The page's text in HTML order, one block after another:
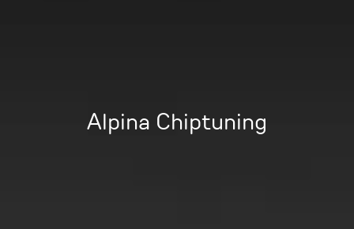
Alpina Chiptuning